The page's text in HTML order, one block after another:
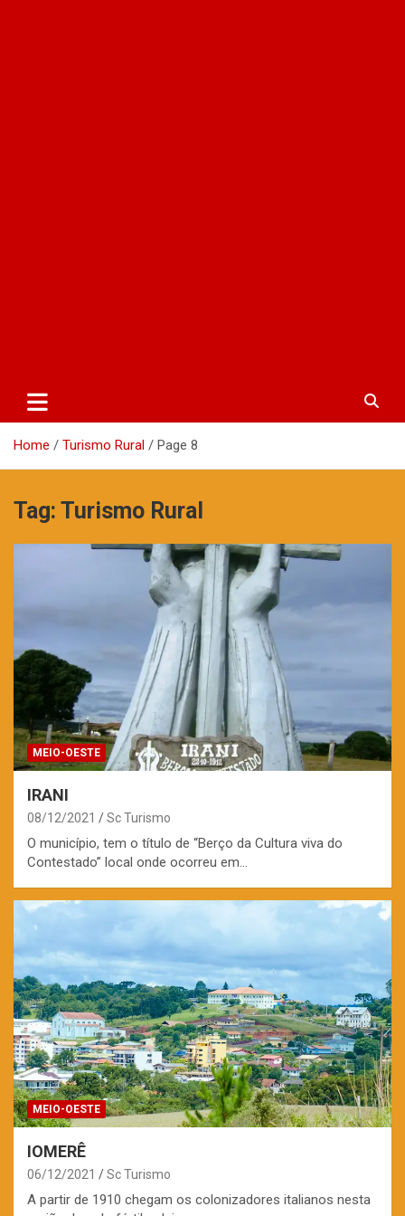
Home Turismo Rural Page 8
Tag: Turismo Rural
MEIO-OESTE
IRANI
08/12/2021 Sc Turismo
O município, tem o título de “Berço da Cultura viva do
Contestado” local onde ocorreu em…
MEIO-OESTE
IOMERÊ
06/12/2021 Sc Turismo
A partir de 1910 chegam os colonizadores italianos nesta